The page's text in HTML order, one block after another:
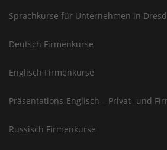
Sprachkurse für Unternehmen in
Deutsch Firmenkurse
Englisch Firmenkurse
Präsentations-Englisch – Privat- und
Russisch Firmenkurse